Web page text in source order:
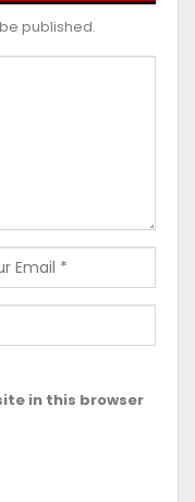
published.
in this browser